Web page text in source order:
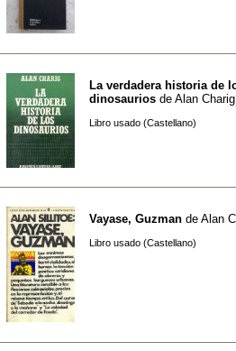
La verdadera historia de
dinosaurios de Alan Charig
Libro usado (Castellano)
Vayase, Guzman de Alan
Libro usado (Castellano)